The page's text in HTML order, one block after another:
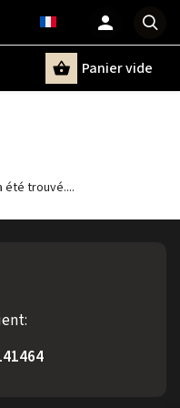
Panier vide
été trouvé....